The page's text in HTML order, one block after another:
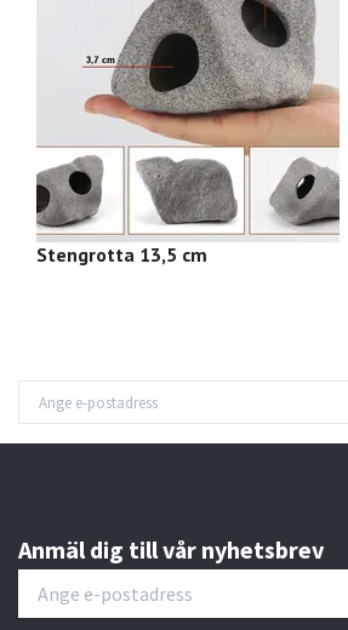
Stengrotta 13,5 cm
Anmäl dig till vår nyhetsbrev